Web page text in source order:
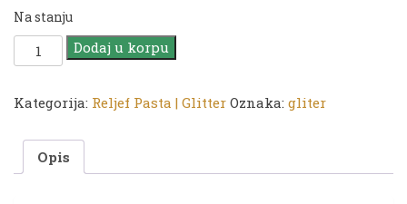
Na stanju
CADENCE
Reljef
GLITTER
5835
Silver
Dodaj u korpu
Kategorija: Reljef Pasta | Glitter Oznaka: gliter
Opis